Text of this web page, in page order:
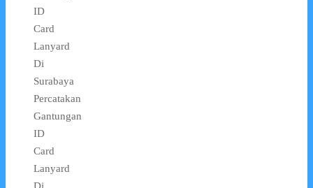
ID
Card
Lanyard
Di
Surabaya
Percatakan
Gantungan
ID
Card
Lanyard